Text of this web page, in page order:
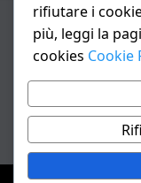
ANNO XXIII –
487 del 20/9/
Avviso IA: alcuni
realizzati con
artificiale con
rifiutare i
più, leggi la
cookies Cookie